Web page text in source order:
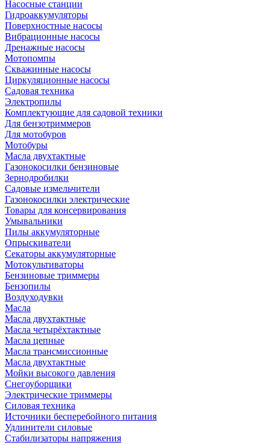
Насосные станции
Гидроаккумуляторы
Поверхностные насосы
Вибрационные насосы
Дренажные насосы
Мотопомпы
Скважинные насосы
Циркуляционные насосы
Садовая техника
Электропилы
Комплектующие для садовой техники
Для бензотриммеров
Для мотобуров
Мотобуры
Масла двухтактные
Газонокосилки бензиновые
Зернодробилки
Садовые измельчители
Газонокосилки электрические
Товары для консервирования
Умывальники
Пилы аккумуляторные
Опрыскиватели
Секаторы аккумуляторные
Мотокультиваторы
Бензиновые триммеры
Бензопилы
Воздуходувки
Масла
Масла двухтактные
Масла четырёхтактные
Масла цепные
Масла трансмиссионные
Масла двухтактные
Мойки высокого давления
Снегоуборщики
Электрические триммеры
Силовая техника
Источники бесперебойного питания
Удлинители силовые
Стабилизаторы напряжения